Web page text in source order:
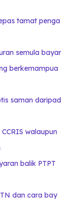
tamat penga
semula bayar
berkemampua
saman daripad
walaupun
balik PTPT
dan cara bay